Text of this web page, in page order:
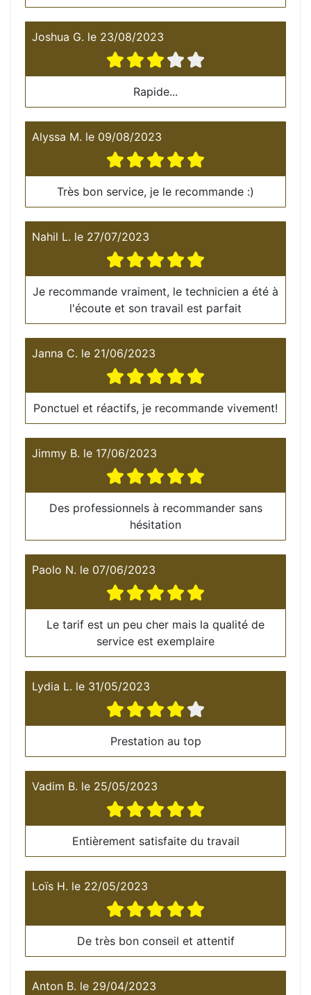
Joshua G. le 23/08/2023
Rapide...
Alyssa M. le 09/08/2023
Très bon service, je le recommande :)
Nahil L. le 27/07/2023
Je recommande vraiment, le technicien a été à
l'écoute et son travail est parfait
Janna C. le 21/06/2023
Ponctuel et réactifs, je recommande vivement!
Jimmy B. le 17/06/2023
Des professionnels à recommander sans
hésitation
Paolo N. le 07/06/2023
Le tarif est un peu cher mais la qualité de
service est exemplaire
Lydia L. le 31/05/2023
Prestation au top
Vadim B. le 25/05/2023
Entièrement satisfaite du travail
Loïs H. le 22/05/2023
De très bon conseil et attentif
Anton B. le 29/04/2023